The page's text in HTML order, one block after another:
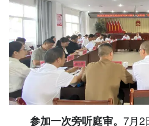
马关县 丘北县
视听
视频快刷
壮语节目 苗语节目
参加一次旁听庭审。 7月2